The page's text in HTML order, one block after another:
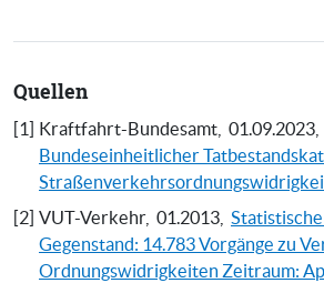
Quellen
[1] Kraftfahrt-Bundesamt, 01.09.2023,
Bundeseinheitlicher
[2] VUT-Verkehr, 01.2013,
Gegenstand: 14.783 Vorgänge zu
Ordnungswidrigkeiten Zeitraum: